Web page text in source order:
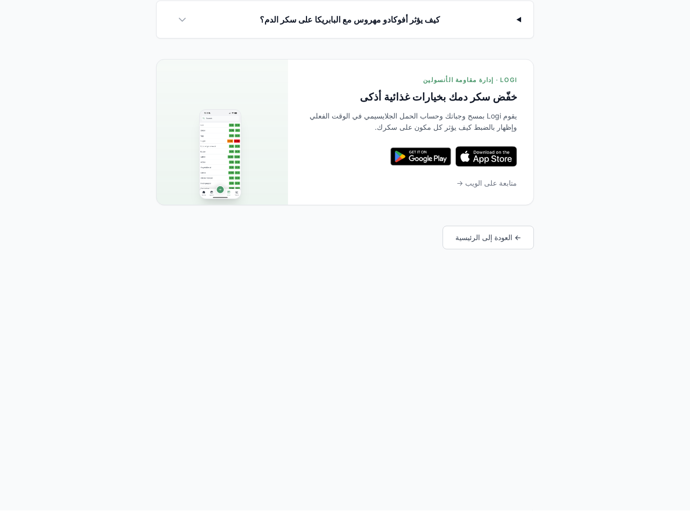
كيف يؤثر أفوكادو مهروس مع البابريكا على سكر الدم؟
LOGI · إدارة مقاومة الأنسولين
خفّض سكر دمك بخيارات غذائية أذكى
يقوم Logi بمسح وجباتك وحساب الحمل الجلايسيمي في الوقت الفعلي
وإظهار بالضبط كيف يؤثر كل مكون على سكرك.
متابعة على الويب →
← العودة إلى الرئيسية